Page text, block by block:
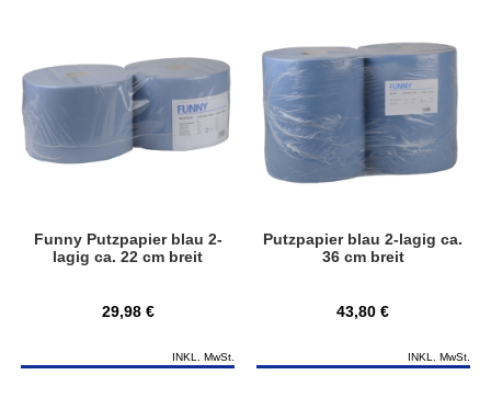
Funny Putzpapier blau 2-
lagig ca. 22 cm breit
29,98 €
INKL. MwSt.
Putzpapier blau 2-lagig ca.
36 cm breit
43,80 €
INKL. MwSt.